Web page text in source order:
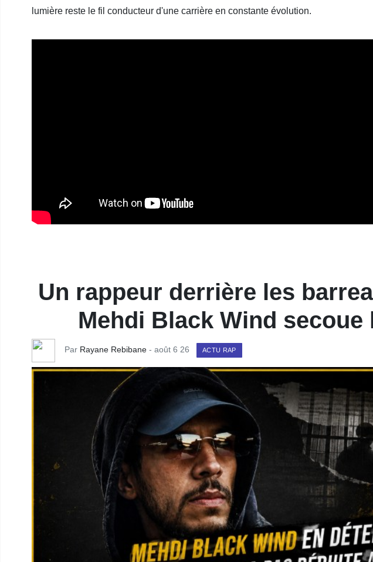
lumière reste le fil conducteur d'une carrière en constante évolution.
Un rappeur derrière les
Mehdi Black Wind secoue
Par Rayane Rebibane - août 6 26 ACTU RAP